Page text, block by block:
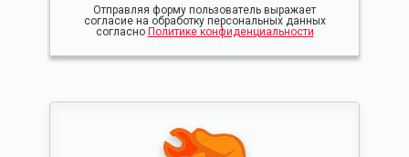
Отправляя форму пользователь выражает
согласие на обработку персональных данных
согласно Политике конфиденциальности